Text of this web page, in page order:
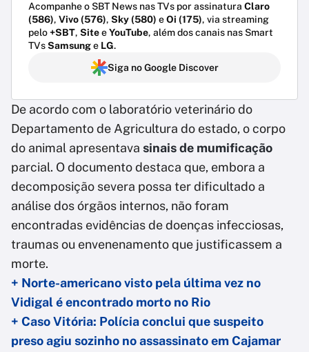
Acompanhe o SBT News nas TVs por assinatura Claro
(586), Vivo (576), Sky (580) eOi (175), via streaming
pelo+SBT, SiteeYouTube, além dos canais nas Smart
TVsSamsunge LG.
Siga no Google Discover
De acordo com o laboratório veterinário do
Departamento de Agricultura do estado, o corpo
do animal apresentava sinais de mumificação
parcial. O documento destaca que, embora a
decomposição severa possa ter dificultado a
análise dos órgãos internos, não foram
encontradas evidências de doenças infecciosas,
traumas ou envenenamento que justificassem a
morte.
+ Norte-americano visto pela última vez no
Vidigal é encontrado morto no Rio
+ Caso Vitória: Polícia conclui que suspeito
preso agiu sozinho no assassinato em Cajamar